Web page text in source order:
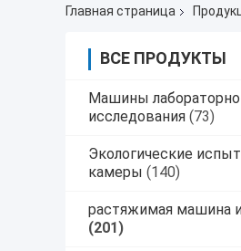
Главная страница
ВСЕ ПРОДУКТЫ
Машины
исследования (73)
Экологические
камеры (140)
растяжимая машина
(201)